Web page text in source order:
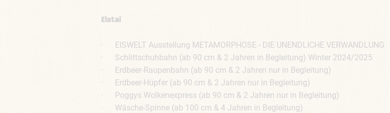
Elstal
· EISWELT Ausstellung METAMORPHOSE - DIE UNENDLICHE VERWANDLUNG
· Schlittschuhbahn (ab 90 cm & 2 Jahren in Begleitung) Winter 2024/2025
· Erdbeer-Raupenbahn (ab 90 cm & 2 Jahren nur in Begleitung)
· Erdbeer-Hüpfer (ab 90 cm & 2 Jahren nur in Begleitung)
· Poggys Wolkenexpress (ab 90 cm & 2 Jahren nur in Begleitung)
· Wäsche-Spinne (ab 100 cm & 4 Jahren in Begleitung)